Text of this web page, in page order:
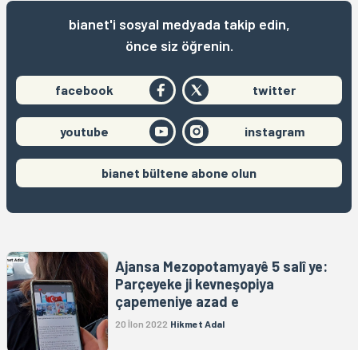
bianet'i sosyal medyada takip edin,
önce siz öğrenin.
facebook twitter
youtube instagram
bianet bültene abone olun
Ajansa Mezopotamyayê 5 salî ye:
Parçeyeke ji kevneşopiya
çapemeniye azad e
20 Îlon 2022 Hikmet Adal